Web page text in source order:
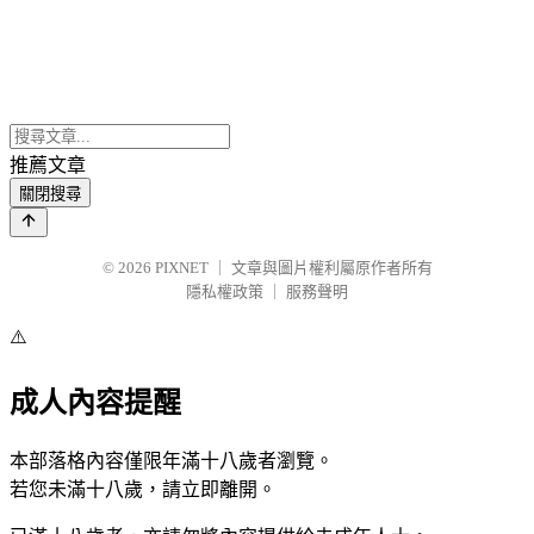
推薦文章
關閉搜尋
© 2026 PIXNET
文章與圖片權利屬原作者所有
隱私權政策
服務聲明
⚠️
成人內容提醒
本部落格內容僅限年滿十八歲者瀏覽。
若您未滿十八歲，請立即離開。